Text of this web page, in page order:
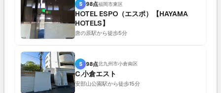
S 98点福岡市東区
HOTEL ESPO（エスポ）【HAYAMA
HOTELS】
唐の原駅から徒歩5分
S 98点北九州市小倉南区
C.小倉エスト
安部山公園駅から徒歩15分